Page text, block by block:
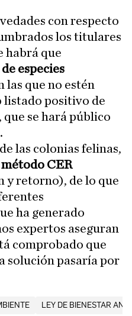
con respecto
los titulares
habrá que
especies
las que no estén
listado positivo de
se hará público
las colonias felinas,
método CER
y retorno), de lo que
ha generado
expertos aseguran
comprobado que
solución pasaría por
LEY DE BIENESTAR